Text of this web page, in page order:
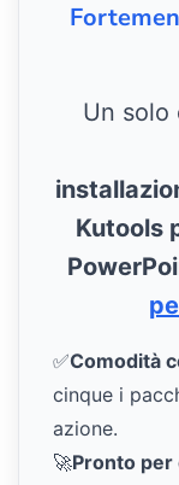
Un solo
Kutools
✅Comodità
cinque i
azione.
🚀Pronto per